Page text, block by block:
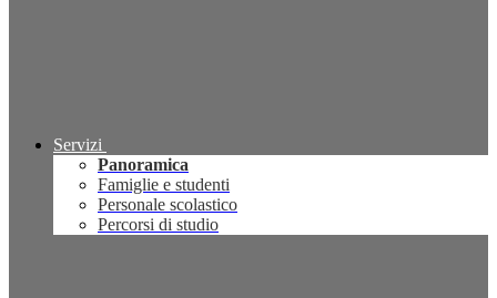
Servizi
Panoramica
Famiglie e studenti
Personale scolastico
Percorsi di studio